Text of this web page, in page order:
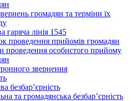
громадян та терміни їх
гаряча лінія 1545
проведення прийомів громадян
проведення особистого прийому
звернення
безбар’єрність
та громадянська безбар’єрність